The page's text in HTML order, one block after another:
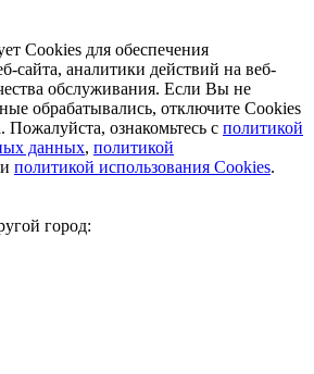
Cookies для обеспечения
сайта, аналитики действий на веб-
обслуживания. Если Вы не
обрабатывались, отключите Cookies
Пожалуйста, ознакомьтесь с политикой
данных, политикой
и политикой использования Cookies.
город: